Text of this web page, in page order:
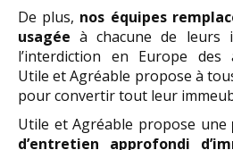
De plus, nos équipes
usagée à chacune de leurs
l’interdiction en Europe des
Utile et Agréable propose à
pour convertir tout leur
Utile et Agréable propose une
d’entretien approfondi